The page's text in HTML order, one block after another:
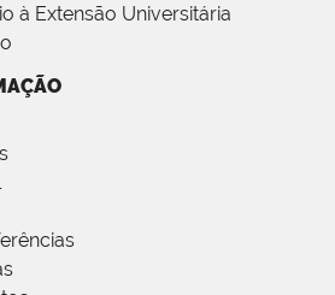
à Extensão Universitária